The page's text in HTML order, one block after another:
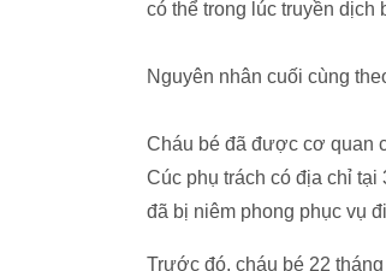
có thể trong lúc truyền
Nguyên nhân cuối cùng
Cháu bé đã được cơ quan
Cúc phụ trách có địa chỉ
đã bị niêm phong phục vụ
Trước đó, cháu bé 22